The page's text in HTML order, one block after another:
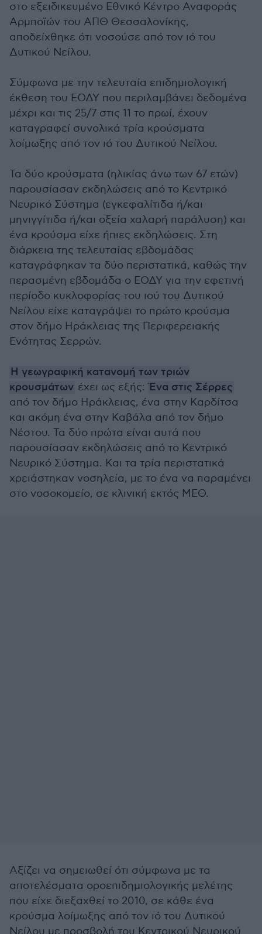
στο εξειδικευμένο Εθνικό Κέντρο Αναφοράς
Αρμποϊών του ΑΠΘ Θεσσαλονίκης,
αποδείχθηκε ότι νοσούσε από τον ιό του
Δυτικού Νείλου.
Σύμφωνα με την τελευταία επιδημιολογική
έκθεση του ΕΟΔΥ που περιλαμβάνει δεδομένα
μέχρι και τις 25/7 στις 11 το πρωί, έχουν
καταγραφεί συνολικά τρία κρούσματα
λοίμωξης από τον ιό του Δυτικού Νείλου.
Τα δύο κρούσματα (ηλικίας άνω των 67 ετών)
παρουσίασαν εκδηλώσεις από το Κεντρικό
Νευρικό Σύστημα (εγκεφαλίτιδα ή/και
μηνιγγίτιδα ή/και οξεία χαλαρή παράλυση) και
ένα κρούσμα είχε ήπιες εκδηλώσεις. Στη
διάρκεια της τελευταίας εβδομάδας
καταγράφηκαν τα δύο περιστατικά, καθώς την
περασμένη εβδομάδα ο ΕΟΔΥ για την εφετινή
περίοδο κυκλοφορίας του ιού του Δυτικού
Νείλου είχε καταγράψει το πρώτο κρούσμα
στον δήμο Ηράκλειας της Περιφερειακής
Ενότητας Σερρών.
Η γεωγραφική κατανομή των τριών
κρουσμάτων έχει ως εξής:Ένα στις Σέρρες
από τον δήμο Ηράκλειας, ένα στην Καρδίτσα
και ακόμη ένα στην Καβάλα από τον δήμο
Νέστου. Τα δύο πρώτα είναι αυτά που
παρουσίασαν εκδηλώσεις από το Κεντρικό
Νευρικό Σύστημα. Και τα τρία περιστατικά
χρειάστηκαν νοσηλεία, με το ένα να παραμένει
στο νοσοκομείο, σε κλινική εκτός ΜΕΘ.
Αξίζει να σημειωθεί ότι σύμφωνα με τα
αποτελέσματα οροεπιδημιολογικής μελέτης
που είχε διεξαχθεί το 2010, σε κάθε ένα
κρούσμα λοίμωξης από τον ιό του Δυτικού
Νείλου με προσβολή του Κεντρικού Νευρικού